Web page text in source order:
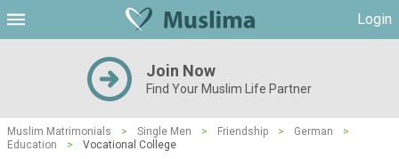
Login
Join Now
Find Your Muslim Life Partner
Muslim Matrimonials > Single Men > Friendship > German
>
Education
> Vocational College